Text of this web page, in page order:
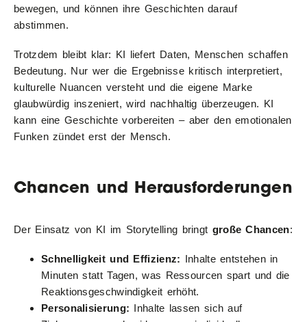
bewegen, und können ihre Geschichten darauf
abstimmen.
Trotzdem bleibt klar: KI liefert Daten, Menschen schaffen
Bedeutung. Nur wer die Ergebnisse kritisch interpretiert,
kulturelle Nuancen versteht und die eigene Marke
glaubwürdig inszeniert, wird nachhaltig überzeugen. KI
kann eine Geschichte vorbereiten – aber den emotionalen
Funken zündet erst der Mensch.
Chancen und Herausforderungen
Der Einsatz von KI im Storytelling bringt große Chancen:
Schnelligkeit und Effizienz: Inhalte entstehen in
Minuten statt Tagen, was Ressourcen spart und die
Reaktionsgeschwindigkeit erhöht.
Personalisierung: Inhalte lassen sich auf